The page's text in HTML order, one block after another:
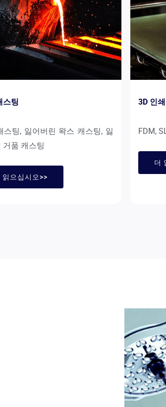
스팅
스팅, 잃어버린 왁스 캐스팅, 잃
거품 캐스팅
읽으십시오>>
3D 인쇄
FDM,
더